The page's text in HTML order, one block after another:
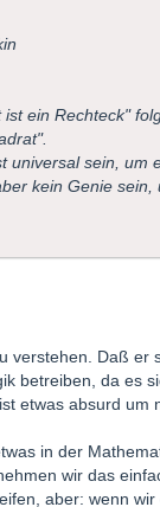
ein Rechteck"
universal sein, um
kein Genie sein,
verstehen. Daß er
betreiben, da es
etwas absurd um
in der
wir das
aber: wenn